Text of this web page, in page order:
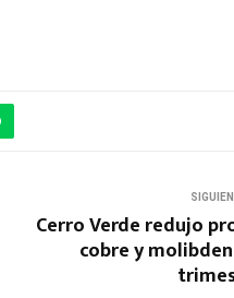
Cerro Verde redujo
cobre y